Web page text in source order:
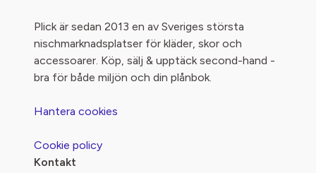
Plick är sedan 2013 en av Sveriges största
nischmarknadsplatser för kläder, skor och
accessoarer. Köp, sälj & upptäck second-hand -
bra för både miljön och din plånbok.
Hantera cookies
Cookie policy
Kontakt